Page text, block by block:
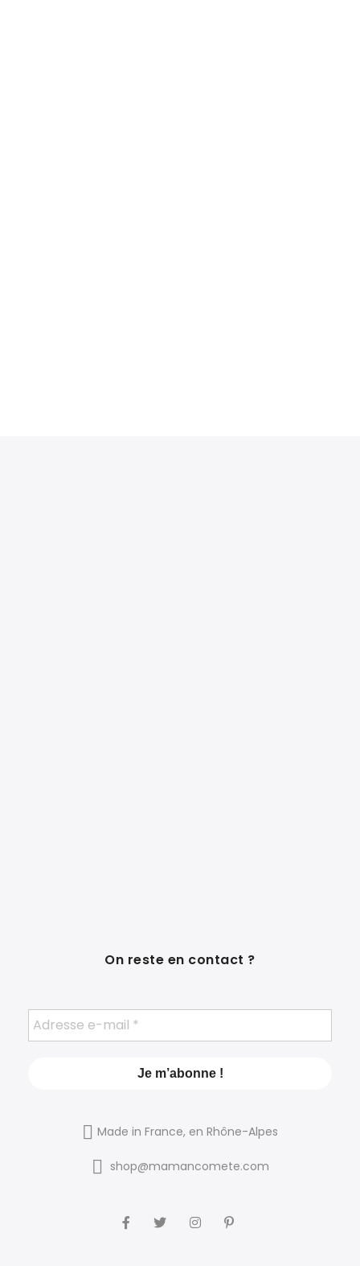
On reste en contact ?
Made in France, en Rhône-Alpes
shop@mamancomete.com